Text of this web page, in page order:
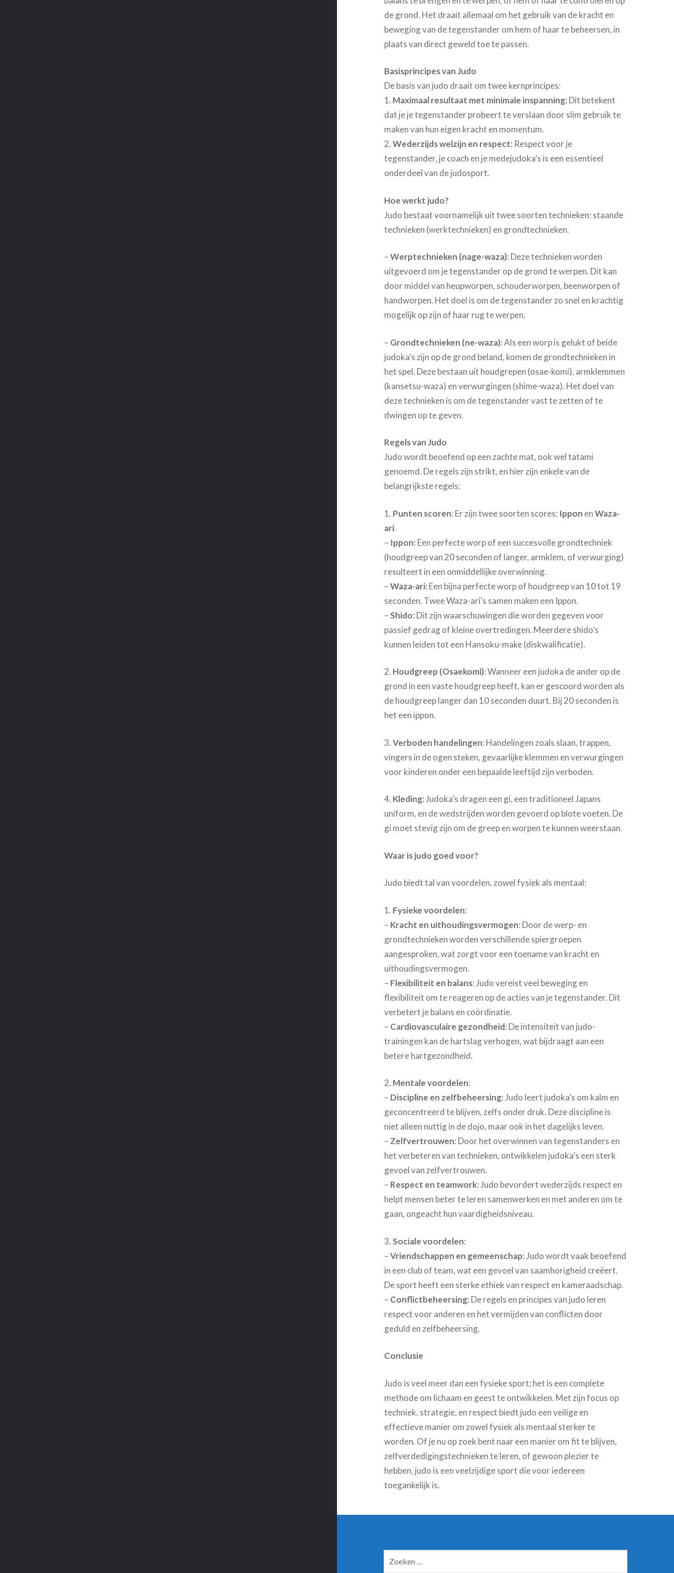
de grond. Het draait allemaal om het gebruik van de kracht en
beweging van de tegenstander om hem of haar te beheersen, in
plaats van direct geweld toe te passen.
Basisprincipes van Judo
De basis van judo draait om twee kernprincipes:
1. Maximaal resultaat met minimale inspanning: Dit betekent
dat je je tegenstander probeert te verslaan door slim gebruik te
maken van hun eigen kracht en momentum.
2.Wederzijds welzijn en respect: Respect voor je
tegenstander, je coach en je medejudoka’s is een essentieel
onderdeel van de judosport.
Hoe werkt judo?
Judo bestaat voornamelijk uit twee soorten technieken: staande
technieken (werktechnieken) en grondtechnieken.
–Werptechnieken (nage-waza): Deze technieken worden
uitgevoerd om je tegenstander op de grond te werpen. Dit kan
door middel van heupworpen, schouderworpen, beenworpen of
handworpen. Het doel is om de tegenstander zo snel en krachtig
mogelijk op zijn of haar rug te werpen.
– Grondtechnieken (ne-waza): Als een worp is gelukt of beide
judoka’s zijn op de grond beland, komen de grondtechnieken in
het spel. Deze bestaan uit houdgrepen (osae-komi), armklemmen
(kansetsu-waza) en verwurgingen (shime-waza). Het doel van
deze technieken is om de tegenstander vast te zetten of te
dwingen op te geven.
Regels van Judo
Judo wordt beoefend op een zachte mat, ook wel tatami
genoemd. De regels zijn strikt, en hier zijn enkele van de
belangrijkste regels:
1. Punten scoren: Er zijn twee soorten scores: Ippon enWaza-
ari.
– Ippon: Een perfecte worp of een succesvolle grondtechniek
(houdgreep van 20 seconden of langer, armklem, of verwurging)
resulteert in een onmiddellijke overwinning.
–Waza-ari: Een bijna perfecte worp of houdgreep van 10 tot 19
seconden. Twee Waza-ari’s samen maken een Ippon.
–Shido: Dit zijn waarschuwingen die worden gegeven voor
passief gedrag of kleine overtredingen. Meerdere shido’s
kunnen leiden tot een Hansoku-make (diskwalificatie).
2. Houdgreep (Osaekomi): Wanneer een judoka de ander op de
grond in een vaste houdgreep heeft, kan er gescoord worden als
de houdgreep langer dan 10 seconden duurt. Bij 20 seconden is
het een ippon.
3.Verboden handelingen: Handelingen zoals slaan, trappen,
vingers in de ogen steken, gevaarlijke klemmen en verwurgingen
voor kinderen onder een bepaalde leeftijd zijn verboden.
4. Kleding: Judoka’s dragen een gi, een traditioneel Japans
uniform, en de wedstrijden worden gevoerd op blote voeten. De
gi moet stevig zijn om de greep en worpen te kunnen weerstaan.
Waar is judo goed voor?
Judo biedt tal van voordelen, zowel fysiek als mentaal:
1. Fysieke voordelen:
– Kracht en uithoudingsvermogen: Door de werp- en
grondtechnieken worden verschillende spiergroepen
aangesproken, wat zorgt voor een toename van kracht en
uithoudingsvermogen.
– Flexibiliteit en balans: Judo vereist veel beweging en
flexibiliteit om te reageren op de acties van je tegenstander. Dit
verbetert je balans en coördinatie.
– Cardiovasculaire gezondheid: De intensiteit van judo-
trainingen kan de hartslag verhogen, wat bijdraagt aan een
betere hartgezondheid.
2. Mentale voordelen:
– Discipline en zelfbeheersing: Judo leert judoka’s om kalm en
geconcentreerd te blijven, zelfs onder druk. Deze discipline is
niet alleen nuttig in de dojo, maar ook in het dagelijks leven.
– Zelfvertrouwen: Door het overwinnen van tegenstanders en
het verbeteren van technieken, ontwikkelen judoka’s een sterk
gevoel van zelfvertrouwen.
– Respect en teamwork: Judo bevordert wederzijds respect en
helpt mensen beter te leren samenwerken en met anderen om te
gaan, ongeacht hun vaardigheidsniveau.
3.Sociale voordelen:
–Vriendschappen en gemeenschap: Judo wordt vaak beoefend
in een club of team, wat een gevoel van saamhorigheid creëert.
De sport heeft een sterke ethiek van respect en kameraadschap.
– Conflictbeheersing: De regels en principes van judo leren
respect voor anderen en het vermijden van conflicten door
geduld en zelfbeheersing.
Conclusie
Judo is veel meer dan een fysieke sport; het is een complete
methode om lichaam en geest te ontwikkelen. Met zijn focus op
techniek, strategie, en respect biedt judo een veilige en
effectieve manier om zowel fysiek als mentaal sterker te
worden. Of je nu op zoek bent naar een manier om fit te blijven,
zelfverdedigingstechnieken te leren, of gewoon plezier te
hebben, judo is een veelzijdige sport die voor iedereen
toegankelijk is.
naar: